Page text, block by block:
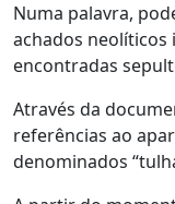
Numa palavra,
achados neolíticos
encontradas
Através da
referências ao
denominados